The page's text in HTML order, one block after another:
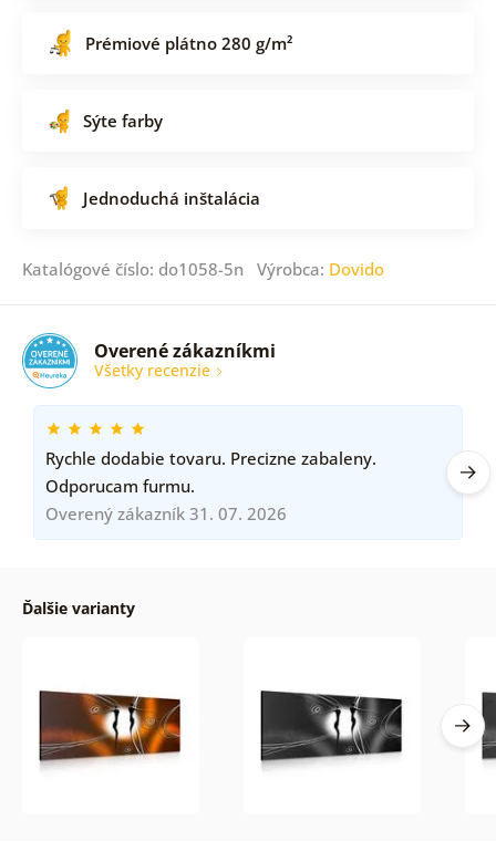
Prémiové plátno 280 g/m²
Sýte farby
Jednoduchá inštalácia
Katalógové číslo: do1058-5n Výrobca: Dovido
Overené zákazníkmi
Všetky recenzie
Rychle dodabie tovaru. Precizne zabaleny.
Odporucam furmu.
Overený zákazník 31. 07. 2026
Ďalšie varianty